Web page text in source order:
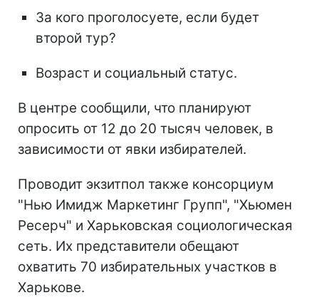
За кого проголосуете, если будет
второй тур?
Возраст и социальный статус.
В центре сообщили, что планируют
опросить от 12 до 20 тысяч человек, в
зависимости от явки избирателей.
Проводит экзитпол также консорциум
"Нью Имидж Маркетинг Групп", "Хьюмен
Ресерч" и Харьковская социологическая
сеть. Их представители обещают
охватить 70 избирательных участков в
Харькове.